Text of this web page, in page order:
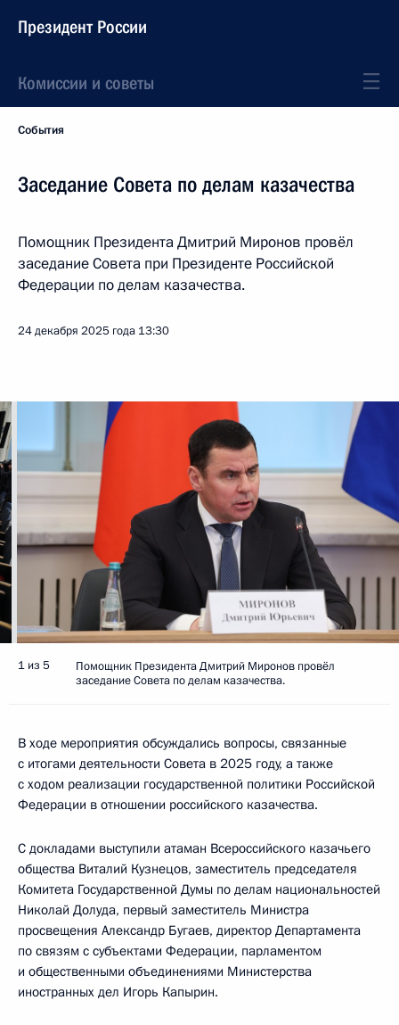
Президент России
Комиссии и советы
События
Заседание Совета по делам казачества
Помощник Президента Дмитрий Миронов провёл
заседание Совета при Президенте Российской
Федерации по делам казачества.
24 декабря 2025 года 13:30
1 из 5
Помощник Президента Дмитрий Миронов провёл
заседание Совета по делам казачества.
B ходе мероприятия обсуждались вопросы, связанные
с итогами деятельности Совета в 2025 году, а также
с ходом реализации государственной политики Российской
Федерации в отношении российского казачества.
C докладами выступили атаман Всероссийского казачьего
общества Виталий Кузнецов, заместитель председателя
Комитета Государственной Думы по делам национальностей
Николай Долуда, первый заместитель Министра
просвещения Александр Бугаев, директор Департамента
по связям с субъектами Федерации, парламентом
и общественными объединениями Министерства
иностранных дел Игорь Капырин.